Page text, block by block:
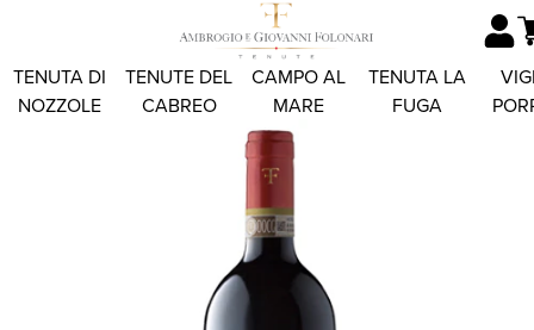
TENUTA DI
NOZZOLE
TENUTE DEL
CABREO
CAMPO AL
MARE
TENUTA LA
FUGA